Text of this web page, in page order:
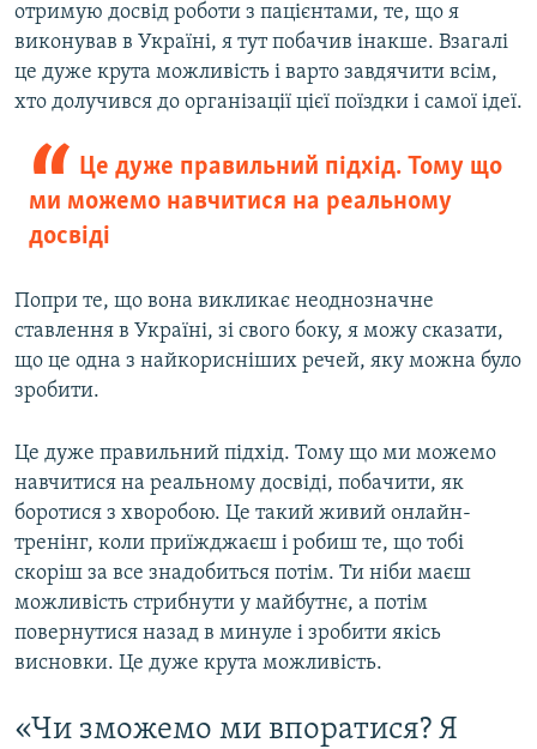
отримую досвід роботи з пацієнтами, те, що я
виконував в Україні, я тут побачив інакше. Взагалі
це дуже крута можливість і варто завдячити всім,
хто долучився до організації цієї поїздки і самої ідеї.
Це дуже правильний підхід. Тому що
ми можемо навчитися на реальному
досвіді
Попри те, що вона викликає неоднозначне
ставлення в Україні, зі свого боку, я можу сказати,
що це одна з найкорисніших речей, яку можна було
зробити.
Це дуже правильний підхід. Тому що ми можемо
навчитися на реальному досвіді, побачити, як
боротися з хворобою. Це такий живий онлайн-
тренінг, коли приїжджаєш і робиш те, що тобі
скоріш за все знадобиться потім. Ти ніби маєш
можливість стрибнути у майбутнє, а потім
повернутися назад в минуле і зробити якісь
висновки. Це дуже крута можливість.
«Чи зможемо ми впоратися? Я